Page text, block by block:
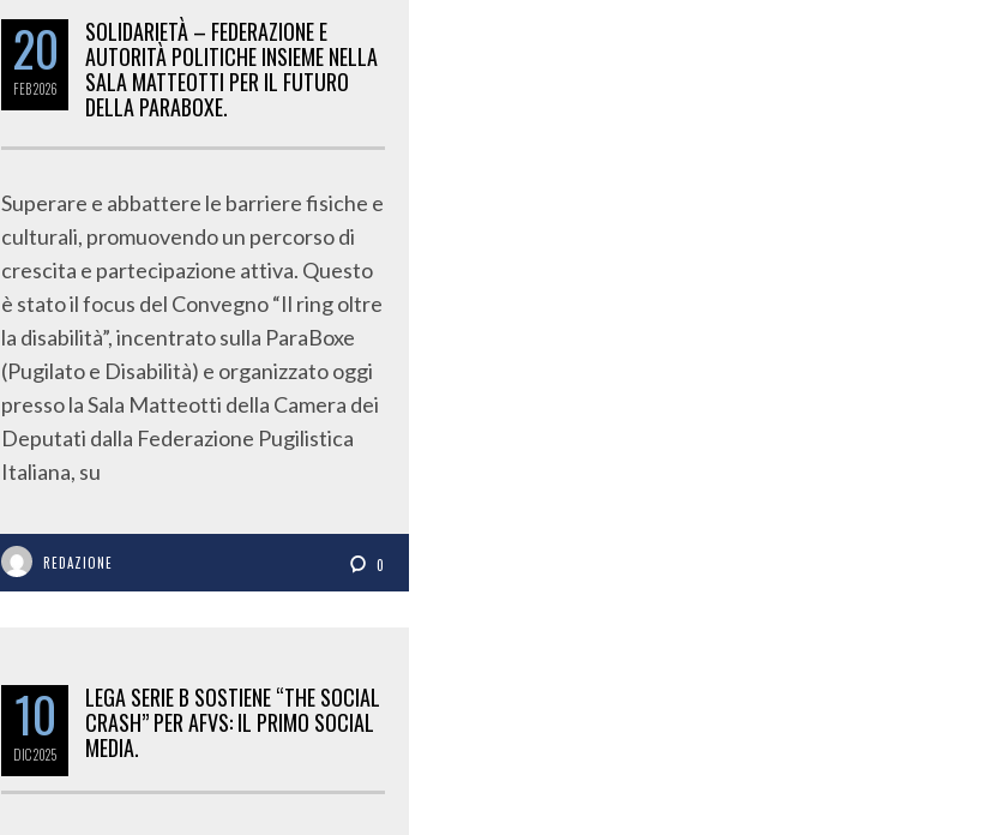
20
FEB2026
SOLIDARIETÀ – FEDERAZIONE E
AUTORITÀ POLITICHE INSIEME NELLA
SALA MATTEOTTI PER IL FUTURO
DELLA PARABOXE.
Superare e abbattere le barriere fisiche e
culturali, promuovendo un percorso di
crescita e partecipazione attiva. Questo
è stato il focus del Convegno “Il ring oltre
la disabilità”, incentrato sulla ParaBoxe
(Pugilato e Disabilità) e organizzato oggi
presso la Sala Matteotti della Camera dei
Deputati dalla Federazione Pugilistica
Italiana, su
REDAZIONE 0
10
DIC2025
LEGA SERIE B SOSTIENE “THE SOCIAL
CRASH” PER AFVS: IL PRIMO SOCIAL
MEDIA.